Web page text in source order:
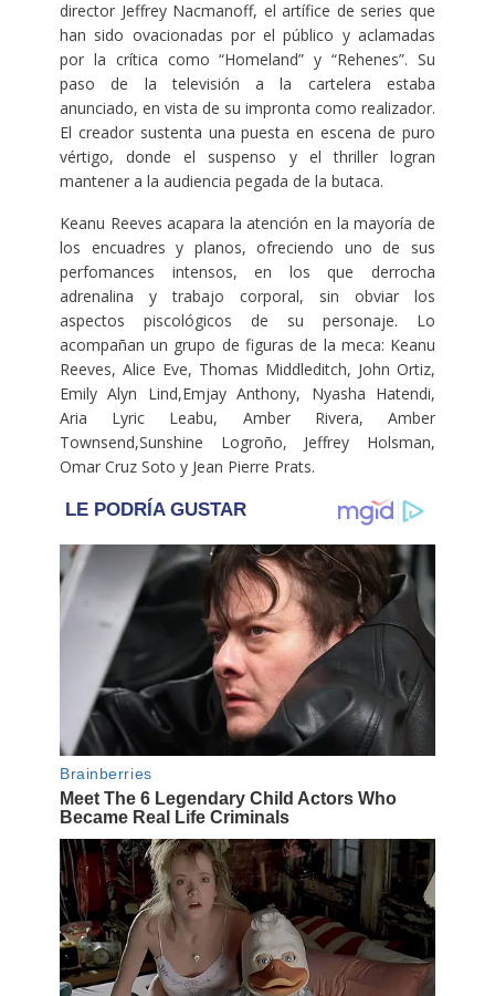
director Jeffrey Nacmanoff, el artífice de series que
han sido ovacionadas por el público y aclamadas
por la crítica como “Homeland” y “Rehenes”. Su
paso de la televisión a la cartelera estaba
anunciado, en vista de su impronta como realizador.
El creador sustenta una puesta en escena de puro
vértigo, donde el suspenso y el thriller logran
mantener a la audiencia pegada de la butaca.
Keanu Reeves acapara la atención en la mayoría de
los encuadres y planos, ofreciendo uno de sus
perfomances intensos, en los que derrocha
adrenalina y trabajo corporal, sin obviar los
aspectos piscológicos de su personaje. Lo
acompañan un grupo de figuras de la meca: Keanu
Reeves, Alice Eve, Thomas Middleditch, John Ortiz,
Emily Alyn Lind,Emjay Anthony, Nyasha Hatendi,
Aria Lyric Leabu, Amber Rivera, Amber
Townsend,Sunshine Logroño, Jeffrey Holsman,
Omar Cruz Soto y Jean Pierre Prats.